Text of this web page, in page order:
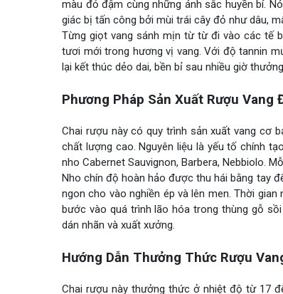
màu đỏ đậm cùng những ánh sắc huyền bí.
giác bị tấn công bởi mùi trái cây đỏ như dâu,
Từng giọt vang sánh mịn từ từ đi vào các tế
tươi mới trong hương vị vang. Với độ tannin
lại kết thúc dẻo dai, bền bỉ sau nhiều giờ
Phương Pháp Sản Xuất Rượu Vang
Chai rượu này có quy trình sản xuất vang cơ
chất lượng cao. Nguyên liệu là yếu tố chính
nho Cabernet Sauvignon, Barbera, Nebbiolo.
Nho chín độ hoàn hảo được thu hái bằng tay
ngon cho vào nghiền ép và lên men. Thời
bước vào quá trình lão hóa trong thùng gỗ
dán nhãn và xuất xưởng.
Hướng Dẫn Thưởng Thức Rượu
Chai rượu này thưởng thức ở nhiệt độ từ 17